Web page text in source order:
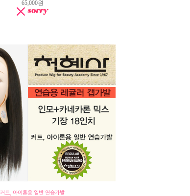
65,000원
커트, 아이론용 일반 연습가발